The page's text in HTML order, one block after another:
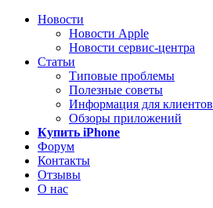
Новости
Новости Apple
Новости сервис-центра
Статьи
Типовые проблемы
Полезные советы
Информация для клиентов
Обзоры приложений
Купить iPhone
Форум
Контакты
Отзывы
О нас